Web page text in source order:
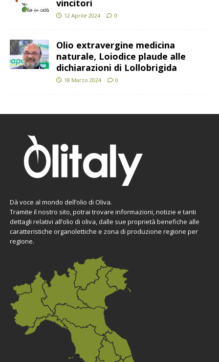
vincitori
12 Aprile 2024 0
Olio extravergine medicina
naturale, Loiodice plaude alle
dichiarazioni di Lollobrigida
18 Marzo 2024 0
Dà voce al mondo dell’olio di Oliva.
Tramite il nostro sito, potrai trovare informazioni, notizie e tanti
dettagli relativi all’olio di oliva, dalle sue proprietà benefiche alle
caratteristiche organolettiche e zona di produzione regione per
regione.